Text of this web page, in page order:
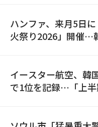
ハンファ、来月5日
火祭り2026」開催…
イースター航空、韓
で1位を記録…「上半